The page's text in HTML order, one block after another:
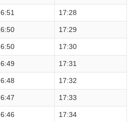
6:51 17:28
6:50 17:29
6:50 17:30
6:49 17:31
6:48 17:32
6:47 17:33
6:46 17:34